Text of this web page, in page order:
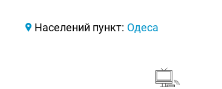
Населений пункт: Одеса